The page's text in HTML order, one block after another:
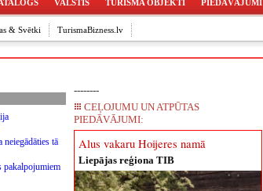
VALSTIS TŪRISMA OBJEKTI PIEDĀVĀJUMI
& Svētki TurismaBizness.lv
tā
pakalpojumiem
--------
CEĻOJUMU UN ATPŪTAS
PIEDĀVĀJUMI:
Alus vakaru Hoijeres namā
Liepājas reģiona TIB